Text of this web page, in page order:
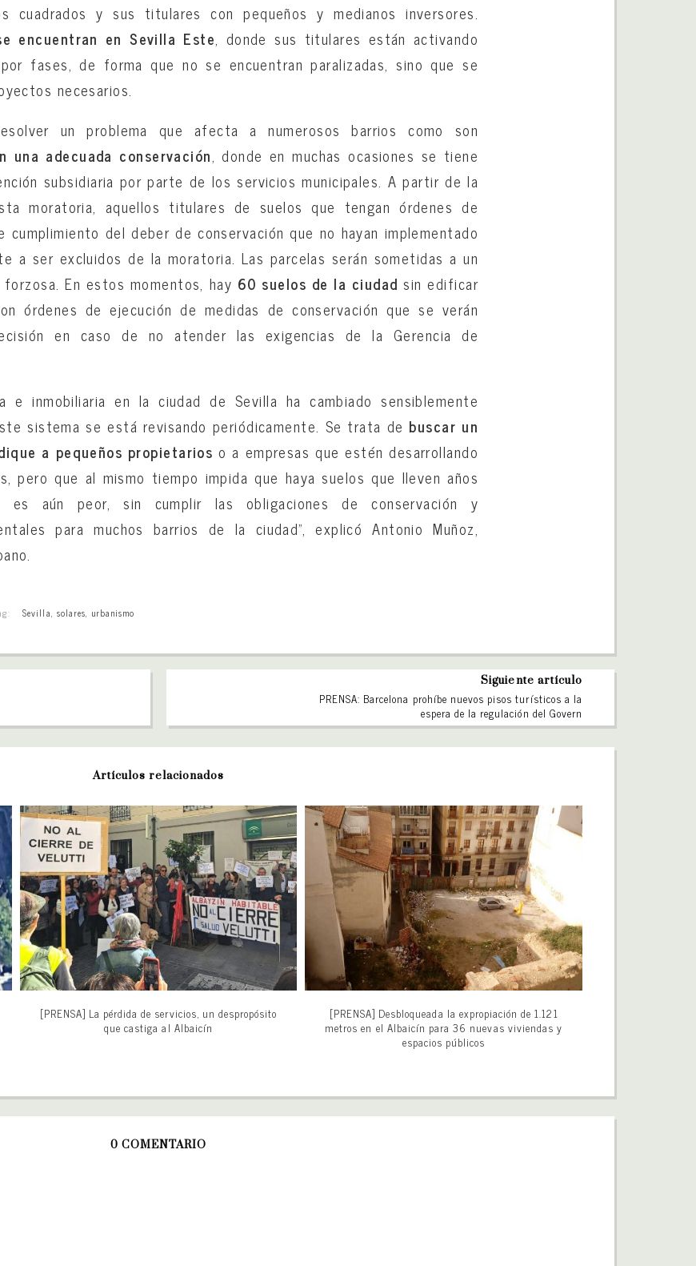
cuadrados y sus titulares con pequeños y medianos inversores.
encuentran en Sevilla Este, donde sus titulares están activando
fases, de forma que no se encuentran paralizadas, sino que se
necesarios.
un problema que afecta a numerosos barrios como son
una adecuada conservación, donde en muchas ocasiones se tiene
subsidiaria por parte de los servicios municipales. A partir de la
moratoria, aquellos titulares de suelos que tengan órdenes de
cumplimiento del deber de conservación que no hayan implementado
a ser excluidos de la moratoria. Las parcelas serán sometidas a un
En estos momentos, hay 60 suelos de la ciudad sin edificar
órdenes de ejecución de medidas de conservación que se verán
en caso de no atender las exigencias de la Gerencia de
e inmobiliaria en la ciudad de Sevilla ha cambiado sensiblemente
sistema se está revisando periódicamente. Se trata debuscar un
a pequeños propietarios o a empresas que estén desarrollando
pero que al mismo tiempo impida que haya suelos que lleven años
aún peor, sin cumplir las obligaciones de conservación y
para muchos barrios de la ciudad”, explicó Antonio Muñoz,
Sevilla, solares, urbanismo
Siguiente artículo
PRENSA: Barcelona prohíbe nuevos pisos turísticos a la
espera de la regulación del Govern
Artículos relacionados
[PRENSA] La pérdida de servicios, un despropósito
que castiga al Albaicín
[PRENSA] Desbloqueada la expropiación de 1.121
metros en el Albaicín para 36 nuevas viviendas y
espacios públicos
0 COMENTARIO